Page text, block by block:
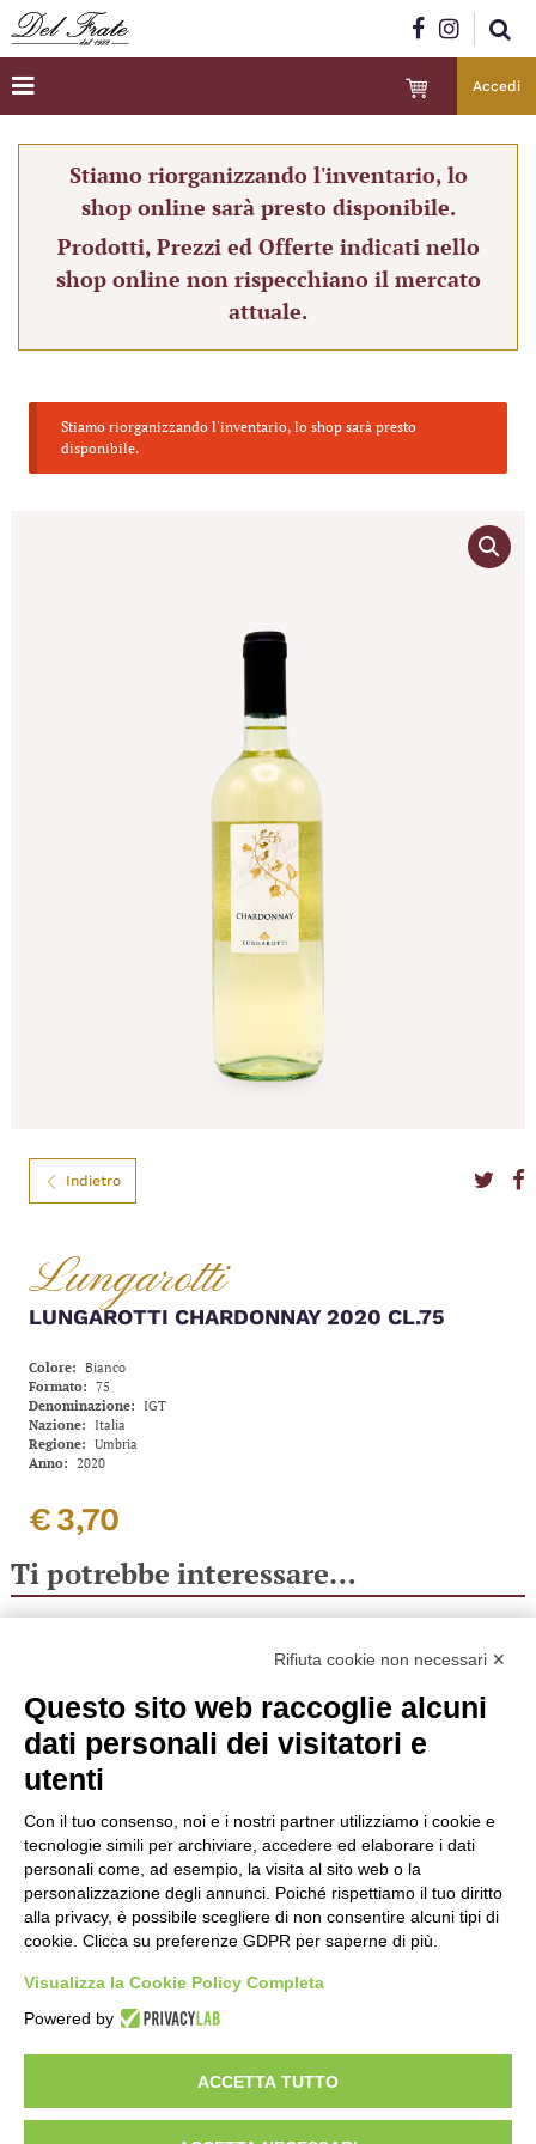
Accedi
Stiamo riorganizzando l'inventario, lo
shop online sarà presto disponibile.
Prodotti, Prezzi ed Offerte indicati nello
shop online non rispecchiano il mercato
attuale.
Stiamo riorganizzando l'inventario, lo shop sarà presto
disponibile.
Indietro
Lungarotti
LUNGAROTTI CHARDONNAY 2020 CL.75
Colore
Bianco
Formato
75
Denominazione
IGT
Nazione
Italia
Regione
Umbria
Anno
2020
€3,70
Ti potrebbe interessare…
CASTELLO DELLA
SALA CHARDONNAY
BRAMITO 2020 CL.75
€ 14,80
Vedi
CHARDONNAY CL.75
€ 35,60
Vedi
Enoteca a Roma - Wine bar
Vini Italiani ed Esteri, Distillati e Specialità Enogastromiche
Privacy policy & cookie policy Impostazioni Cookies Termini e condizioni
Rifiuta cookie non necessari ✕
Questo sito web raccoglie alcuni
dati personali dei visitatori e
utenti
Con il tuo consenso, noi e i nostri partner utilizziamo i cookie e
tecnologie simili per archiviare, accedere ed elaborare i dati
personali come, ad esempio, la visita al sito web o la
personalizzazione degli annunci. Poiché rispettiamo il tuo diritto
alla privacy, è possibile scegliere di non consentire alcuni tipi di
cookie. Clicca su preferenze GDPR per saperne di più.
Visualizza la Cookie Policy Completa
Powered by
ACCETTA TUTTO